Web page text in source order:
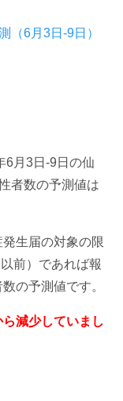
（6月3日-9日）
6月3日-9日の仙
者数の予測値は
生届の対象の限
前）であれば報
の予測値です。
減少していまし